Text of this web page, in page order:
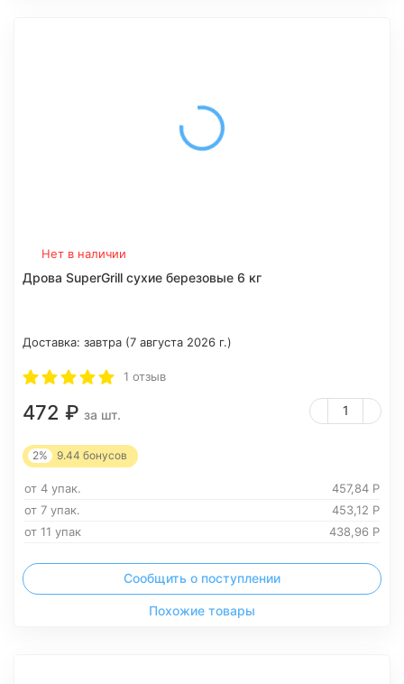
Нет в наличии
Дрова SuperGrill сухие березовые 6 кг
Доставка: завтра (7 августа 2026 г.)
1 отзыв
472 ₽ за шт.
2% 9.44 бонусов
от 4 упак. 457,84 Р
от 7 упак.
453,12 Р
от 11 упак
438,96 Р
Сообщить о поступлении
Похожие товары